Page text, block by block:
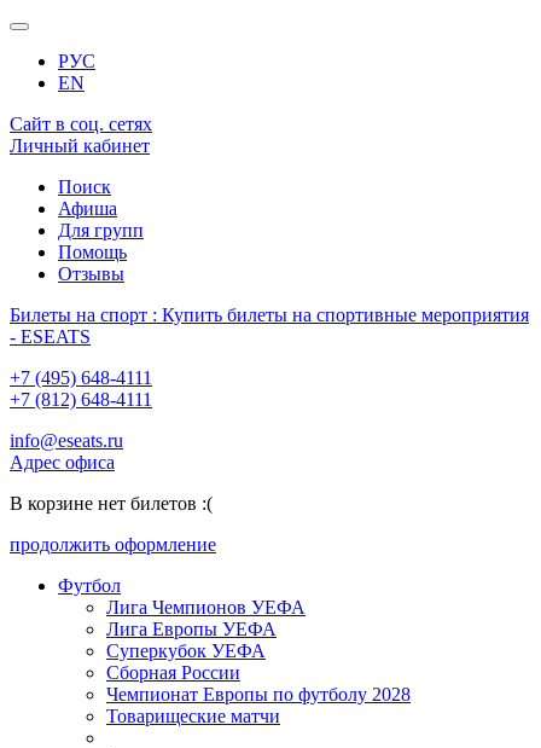
РУС
EN
Сайт в соц. сетях
Личный кабинет
Поиск
Афиша
Для групп
Помощь
Отзывы
Билеты на спорт : Купить билеты на спортивные мероприятия
- ESEATS
+7 (495) 648-4111
+7 (812) 648-4111
info@eseats.ru
Адрес офиса
В корзине нет билетов :(
продолжить оформление
Футбол
Лига Чемпионов УЕФА
Лига Европы УЕФА
Суперкубок УЕФА
Сборная России
Чемпионат Европы по футболу 2028
Товарищеские матчи